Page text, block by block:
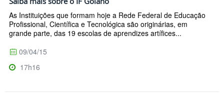
As Instituições que formam hoje a Rede Federal de Educação
Profissional, Científica e Tecnológica são originárias, em
grande parte, das 19 escolas de aprendizes artífices...
09/04/15
17h16